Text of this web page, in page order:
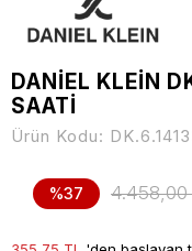
DANİEL KLEİN
SAATİ
Ürün Kodu:
%37 4.458,00